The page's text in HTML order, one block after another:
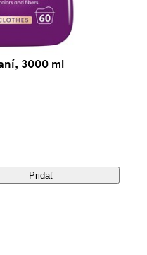
3000 ml
Pridať